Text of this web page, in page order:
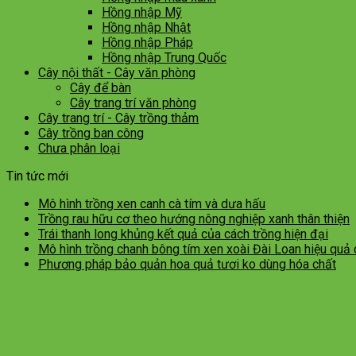
Hồng nhập Mỹ
Hồng nhập Nhật
Hồng nhập Pháp
Hồng nhập Trung Quốc
Cây nội thất - Cây văn phòng
Cây để bàn
Cây trang trí văn phòng
Cây trang trí - Cây trồng thảm
Cây trồng ban công
Chưa phân loại
Tin tức mới
Mô hình trồng xen canh cà tím và dưa hấu
Trồng rau hữu cơ theo hướng nông nghiệp xanh thân thiện
Trái thanh long khủng kết quả của cách trồng hiện đại
Mô hình trồng chanh bông tím xen xoài Đài Loan hiệu quả
Phương pháp bảo quản hoa quả tươi ko dùng hóa chất